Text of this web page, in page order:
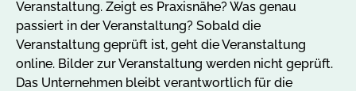
Veranstaltung. Zeigt es Praxisnähe? Was genau
passiert in der Veranstaltung? Sobald die
Veranstaltung geprüft ist, geht die Veranstaltung
online. Bilder zur Veranstaltung werden nicht geprüft.
Das Unternehmen bleibt verantwortlich für die